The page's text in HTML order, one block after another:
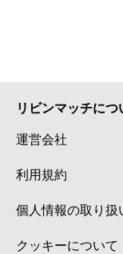
リビンマッチにつ
運営会社
利用規約
個人情報の取り扱
クッキーについて